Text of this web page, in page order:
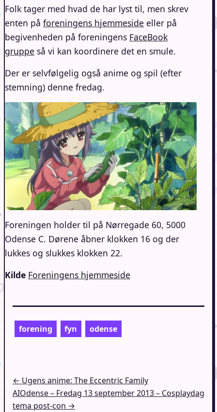
Folk tager med hvad de har lyst til, men skrev
enten på foreningens hjemmeside eller på
begivenheden på foreningens FaceBook
gruppe så vi kan koordinere det en smule.
Der er selvfølgelig også anime og spil (efter
stemning) denne fredag.
Foreningen holder til på Nørregade 60, 5000
Odense C. Dørene åbner klokken 16 og der
lukkes og slukkes klokken 22.
Kilde Foreningens hjemmeside
forening fyn odense
Indlægsnavigation
← Ugens anime: The Eccentric Family
AIOdense – Fredag 13 september 2013 – Cosplaydag
tema post-con →